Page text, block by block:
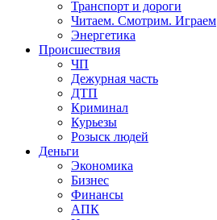
Транспорт и дороги
Читаем. Смотрим. Играем
Энергетика
Происшествия
ЧП
Дежурная часть
ДТП
Криминал
Курьезы
Розыск людей
Деньги
Экономика
Бизнес
Финансы
АПК